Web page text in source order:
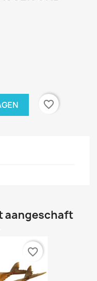
favorite_border
aangeschaft
favorite_border